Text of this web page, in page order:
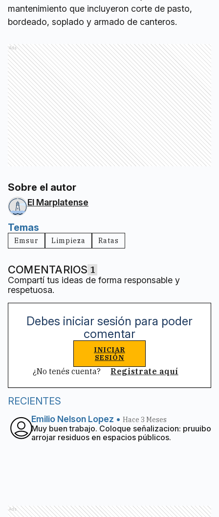
mantenimiento que incluyeron corte de pasto,
bordeado, soplado y armado de canteros.
Ads
Sobre el autor
El Marplatense
Temas
Emsur Limpieza Ratas
COMENTARIOS 1
Compartí tus ideas de forma responsable y
respetuosa.
Debes iniciar sesión para poder
comentar
INICIAR
SESIÓN
¿No tenés cuenta? Registrate aquí
RECIENTES
Emilio Nelson Lopez • Hace 3 Meses
Muy buen trabajo. Coloque señalizacion: pruuibo
arrojar residuos en espacios públicos.
Ads